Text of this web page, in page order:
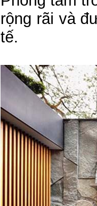
rộng rãi và
tế.